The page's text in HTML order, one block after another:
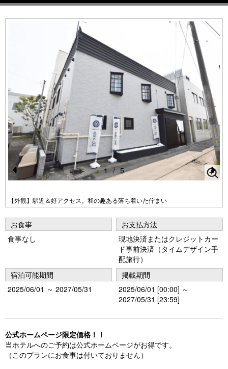
Pr
e
o
u
【外観】駅近＆好アクセス。和の趣ある落ち着いた佇まい
N
1 / 5
お食事
食事なし
お支払方法
現地決済またはクレジットカー
ド事前決済（タイムデザイン手
配旅行）
宿泊可能期間
2025/06/01 ～ 2027/05/31
掲載期間
2025/06/01 [00:00] ～
2027/05/31 [23:59]
公式ホームページ限定価格！！
当ホテルへのご予約は公式ホームページがお得です。
（このプランにお食事は付いておりません）